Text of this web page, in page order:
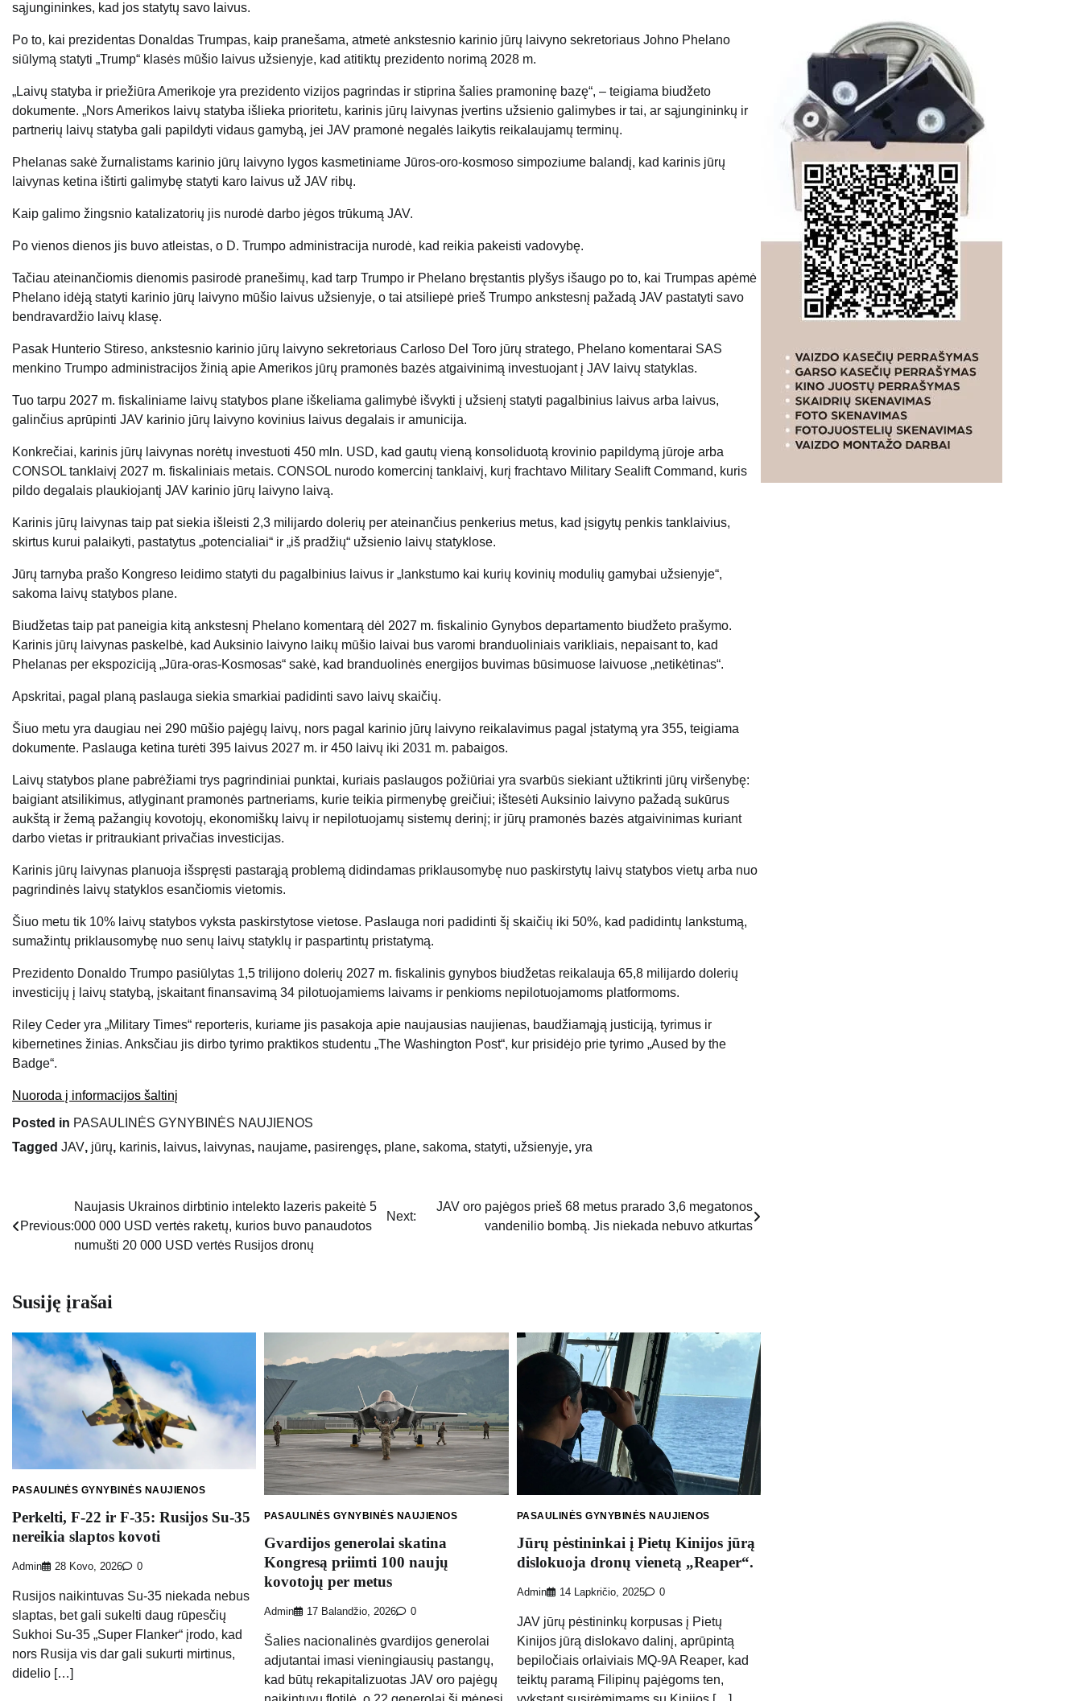
sąjungininkes, kad jos statytų savo laivus.
Po to, kai prezidentas Donaldas Trumpas, kaip pranešama, atmetė ankstesnio karinio jūrų laivyno sekretoriaus Johno Phelano
siūlymą statyti „Trump“ klasės mūšio laivus užsienyje, kad atitiktų prezidento norimą 2028 m.
„Laivų statyba ir priežiūra Amerikoje yra prezidento vizijos pagrindas ir stiprina šalies pramoninę bazę“, – teigiama biudžeto
dokumente. „Nors Amerikos laivų statyba išlieka prioritetu, karinis jūrų laivynas įvertins užsienio galimybes ir tai, ar sąjungininkų ir
partnerių laivų statyba gali papildyti vidaus gamybą, jei JAV pramonė negalės laikytis reikalaujamų terminų.
Phelanas sakė žurnalistams karinio jūrų laivyno lygos kasmetiniame Jūros-oro-kosmoso simpoziume balandį, kad karinis jūrų
laivynas ketina ištirti galimybę statyti karo laivus už JAV ribų.
Kaip galimo žingsnio katalizatorių jis nurodė darbo jėgos trūkumą JAV.
Po vienos dienos jis buvo atleistas, o D. Trumpo administracija nurodė, kad reikia pakeisti vadovybę.
Tačiau ateinančiomis dienomis pasirodė pranešimų, kad tarp Trumpo ir Phelano bręstantis plyšys išaugo po to, kai Trumpas apėmė
Phelano idėją statyti karinio jūrų laivyno mūšio laivus užsienyje, o tai atsiliepė prieš Trumpo ankstesnį pažadą JAV pastatyti savo
bendravardžio laivų klasę.
Pasak Hunterio Stireso, ankstesnio karinio jūrų laivyno sekretoriaus Carloso Del Toro jūrų stratego, Phelano komentarai SAS
menkino Trumpo administracijos žinią apie Amerikos jūrų pramonės bazės atgaivinimą investuojant į JAV laivų statyklas.
Tuo tarpu 2027 m. fiskaliniame laivų statybos plane iškeliama galimybė išvykti į užsienį statyti pagalbinius laivus arba laivus,
galinčius aprūpinti JAV karinio jūrų laivyno kovinius laivus degalais ir amunicija.
Konkrečiai, karinis jūrų laivynas norėtų investuoti 450 mln. USD, kad gautų vieną konsoliduotą krovinio papildymą jūroje arba
CONSOL tanklaivį 2027 m. fiskaliniais metais. CONSOL nurodo komercinį tanklaivį, kurį frachtavo Military Sealift Command, kuris
pildo degalais plaukiojantį JAV karinio jūrų laivyno laivą.
Karinis jūrų laivynas taip pat siekia išleisti 2,3 milijardo dolerių per ateinančius penkerius metus, kad įsigytų penkis tanklaivius,
skirtus kurui palaikyti, pastatytus „potencialiai“ ir „iš pradžių“ užsienio laivų statyklose.
Jūrų tarnyba prašo Kongreso leidimo statyti du pagalbinius laivus ir „lankstumo kai kurių kovinių modulių gamybai užsienyje“,
sakoma laivų statybos plane.
Biudžetas taip pat paneigia kitą ankstesnį Phelano komentarą dėl 2027 m. fiskalinio Gynybos departamento biudžeto prašymo.
Karinis jūrų laivynas paskelbė, kad Auksinio laivyno laikų mūšio laivai bus varomi branduoliniais varikliais, nepaisant to, kad
Phelanas per ekspoziciją „Jūra-oras-Kosmosas“ sakė, kad branduolinės energijos buvimas būsimuose laivuose „netikėtinas“.
Apskritai, pagal planą paslauga siekia smarkiai padidinti savo laivų skaičių.
Šiuo metu yra daugiau nei 290 mūšio pajėgų laivų, nors pagal karinio jūrų laivyno reikalavimus pagal įstatymą yra 355, teigiama
dokumente. Paslauga ketina turėti 395 laivus 2027 m. ir 450 laivų iki 2031 m. pabaigos.
Laivų statybos plane pabrėžiami trys pagrindiniai punktai, kuriais paslaugos požiūriai yra svarbūs siekiant užtikrinti jūrų viršenybę:
baigiant atsilikimus, atlyginant pramonės partneriams, kurie teikia pirmenybę greičiui; ištesėti Auksinio laivyno pažadą sukūrus
aukštą ir žemą pažangių kovotojų, ekonomiškų laivų ir nepilotuojamų sistemų derinį; ir jūrų pramonės bazės atgaivinimas kuriant
darbo vietas ir pritraukiant privačias investicijas.
Karinis jūrų laivynas planuoja išspręsti pastarąją problemą didindamas priklausomybę nuo paskirstytų laivų statybos vietų arba nuo
pagrindinės laivų statyklos esančiomis vietomis.
Šiuo metu tik 10% laivų statybos vyksta paskirstytose vietose. Paslauga nori padidinti šį skaičių iki 50%, kad padidintų lankstumą,
sumažintų priklausomybę nuo senų laivų statyklų ir paspartintų pristatymą.
Prezidento Donaldo Trumpo pasiūlytas 1,5 trilijono dolerių 2027 m. fiskalinis gynybos biudžetas reikalauja 65,8 milijardo dolerių
investicijų į laivų statybą, įskaitant finansavimą 34 pilotuojamiems laivams ir penkioms nepilotuojamoms platformoms.
Riley Ceder yra „Military Times“ reporteris, kuriame jis pasakoja apie naujausias naujienas, baudžiamąją justiciją, tyrimus ir
kibernetines žinias. Anksčiau jis dirbo tyrimo praktikos studentu „The Washington Post“, kur prisidėjo prie tyrimo „Aused by the
Badge“.
Nuoroda į informacijos šaltinį
Posted in PASAULINĖS GYNYBINĖS NAUJIENOS
Tagged JAV, jūrų, karinis, laivus, laivynas, naujame, pasirengęs, plane, sakoma, statyti, užsienyje, yra
Navigacija
Previous:
Naujasis Ukrainos dirbtinio intelekto lazeris pakeitė 5
000 000 USD vertės raketų, kurios buvo panaudotos
numušti 20 000 USD vertės Rusijos dronų
Next:
JAV oro pajėgos prieš 68 metus prarado 3,6 megatonos
vandenilio bombą. Jis niekada nebuvo atkurtas
Susiję įrašai
PASAULINĖS GYNYBINĖS NAUJIENOS
Perkelti, F-22 ir F-35: Rusijos Su-35
nereikia slaptos kovoti
Admin 28 Kovo, 2026 0
Rusijos naikintuvas Su-35 niekada nebus
slaptas, bet gali sukelti daug rūpesčių
Sukhoi Su-35 „Super Flanker“ įrodo, kad
nors Rusija vis dar gali sukurti mirtinus,
didelio […]
PASAULINĖS GYNYBINĖS NAUJIENOS
Gvardijos generolai skatina
Kongresą priimti 100 naujų
kovotojų per metus
Admin 17 Balandžio, 2026 0
Šalies nacionalinės gvardijos generolai
adjutantai imasi vieningiausių pastangų,
kad būtų rekapitalizuotas JAV oro pajėgų
PASAULINĖS GYNYBINĖS NAUJIENOS
Jūrų pėstininkai į Pietų Kinijos jūrą
dislokuoja dronų vienetą „Reaper“.
Admin 14 Lapkričio, 2025 0
JAV jūrų pėstininkų korpusas į Pietų
Kinijos jūrą dislokavo dalinį, aprūpintą
bepiločiais orlaiviais MQ-9A Reaper, kad
teiktų paramą Filipinų pajėgoms ten,